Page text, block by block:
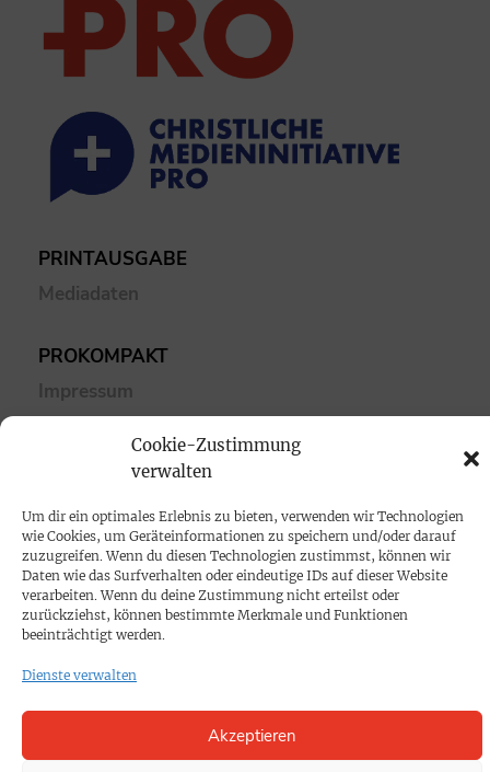
Cookie-Zustimmung
verwalten
Um dir ein optimales Erlebnis zu bieten, verwenden wir Technologien
wie Cookies, um Geräteinformationen zu speichern und/oder darauf
zuzugreifen. Wenn du diesen Technologien zustimmst, können wir
Daten wie das Surfverhalten oder eindeutige IDs auf dieser Website
verarbeiten. Wenn du deine Zustimmung nicht erteilst oder
zurückziehst, können bestimmte Merkmale und Funktionen
beeinträchtigt werden.
Dienste verwalten
Akzeptieren
PRINTAUSGABE
Mediadaten
PROKOMPAKT
Impressum
KONTAKT
Cookie-Richtlinie